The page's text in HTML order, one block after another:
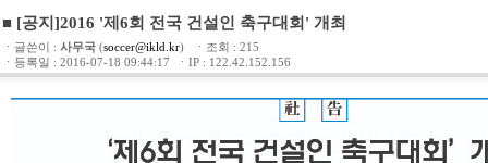
■ [공지]2016 '제6회 전국 건설인 축구대회' 개최
ㆍ글쓴이 : 사무국 (soccer@ikld.kr) ㆍ조회 : 215
ㆍ등록일 : 2016-07-18 09:44:17 ㆍIP : 122.42.152.156